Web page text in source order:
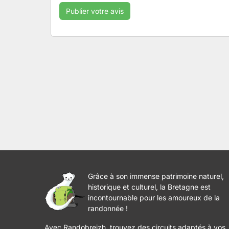
Grâce à son immense patrimoine naturel,
historique et culturel, la Bretagne est
incontournable pour les amoureux de la
randonnée !